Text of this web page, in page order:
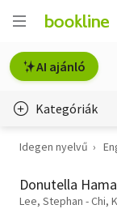
AI ajánló
Kategóriák
Életmód,
Erotika
Idegen nyelvű
Donutella
Lee, Stephan - Chi,